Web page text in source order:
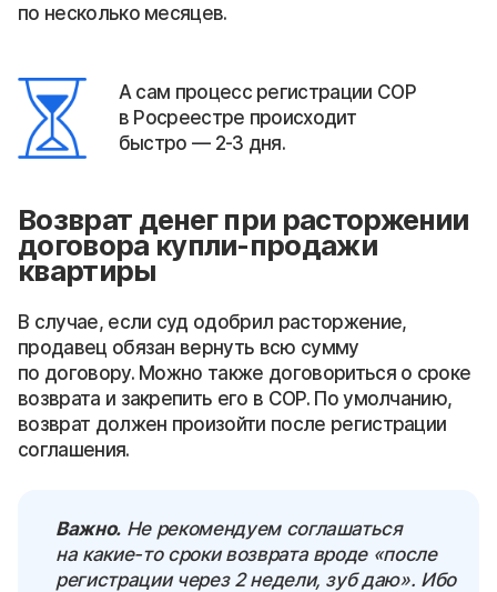
по несколько месяцев.
А сам процесс регистрации СОР
в Росреестре происходит
быстро — 2-3 дня.
Возврат денег при расторжении
договора купли-продажи
квартиры
В случае, если суд одобрил расторжение,
продавец обязан вернуть всю сумму
по договору. Можно также договориться о сроке
возврата и закрепить его в СОР. По умолчанию,
возврат должен произойти после регистрации
соглашения.
Важно.Не рекомендуем соглашаться
на какие-то сроки возврата вроде «после
регистрации через 2 недели, зуб даю». Ибо